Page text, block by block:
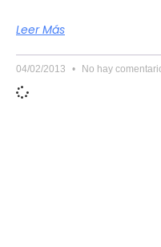
Leer Más
04/02/2013 No hay